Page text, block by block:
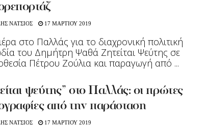
ΝΑΤΣΙΟΣ 17 ΜΑΡΤΙΟΥ 2019
στο Παλλάς για το διαχρονική πολιτική
του Δημήτρη Ψαθά Ζητείται Ψεύτης σε
Πέτρου Ζούλια και παραγωγή από ...
ψεύτης” στο Παλλάς: οι πρώτες
από την παράσταση
ΝΑΤΣΙΟΣ 17 ΜΑΡΤΙΟΥ 2019